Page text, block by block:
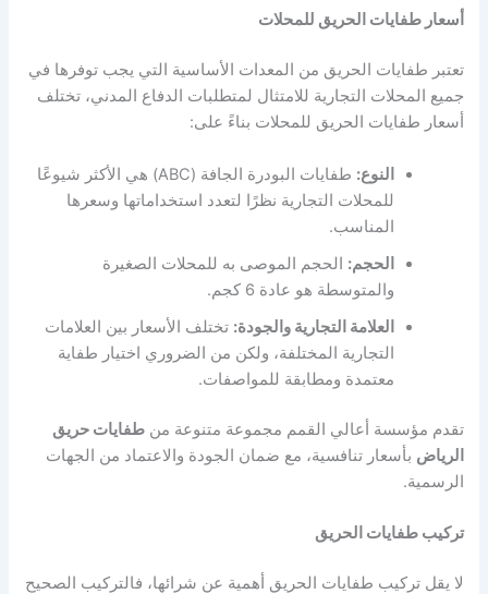
أسعار طفايات الحريق للمحلات
تعتبر طفايات الحريق من المعدات الأساسية التي يجب توفرها في
جميع المحلات التجارية للامتثال لمتطلبات الدفاع المدني، تختلف
أسعار طفايات الحريق للمحلات بناءً على:
النوع:
طفايات البودرة الجافة (ABC) هي الأكثر شيوعًا
للمحلات التجارية نظرًا لتعدد استخداماتها وسعرها
المناسب.
الحجم: الحجم الموصى به للمحلات الصغيرة
والمتوسطة هو عادة 6 كجم.
العلامة التجارية والجودة: تختلف الأسعار بين العلامات
التجارية المختلفة، ولكن من الضروري اختيار طفاية
معتمدة ومطابقة للمواصفات.
تقدم مؤسسة أعالي القمم مجموعة متنوعة منطفايات حريق
الرياض بأسعار تنافسية، مع ضمان الجودة والاعتماد من الجهات
الرسمية.
تركيب طفايات الحريق
لا يقل تركيب طفايات الحريق أهمية عن شرائها، فالتركيب الصحيح